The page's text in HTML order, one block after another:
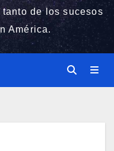
de los sucesos
América.